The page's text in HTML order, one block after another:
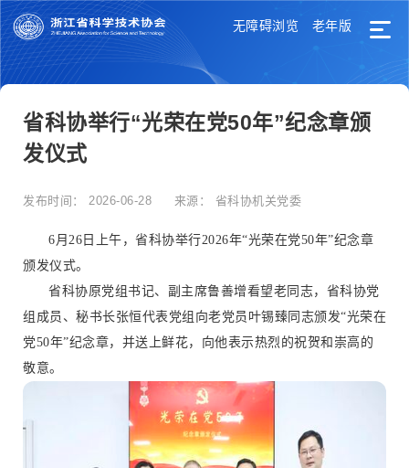
无障碍浏览 老年版
省科协举行“光荣在党50年”纪念章颁
发仪式
发布时间： 2026-06-28 来源： 省科协机关党委
6月26日上午，省科协举行2026年“光荣在党50年”纪念章
颁发仪式。
省科协原党组书记、副主席鲁善增看望老同志，省科协党
组成员、秘书长张恒代表党组向老党员叶锡臻同志颁发“光荣在
党50年”纪念章，并送上鲜花，向他表示热烈的祝贺和崇高的
敬意。